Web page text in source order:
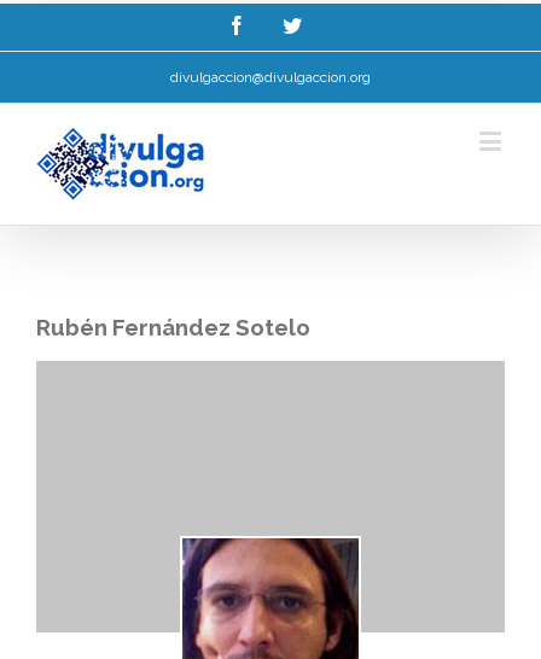
divulgaccion@divulgaccion.org
Rubén Fernández Sotelo
Esta web utiliza cookies para mellorar a súa experiencia de navegación.